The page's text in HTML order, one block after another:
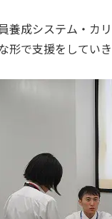
成システム・カ
で支援をしていき